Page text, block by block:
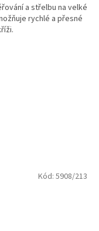
a střelbu na velké
rychlé a přesné
Kód: 5908/213